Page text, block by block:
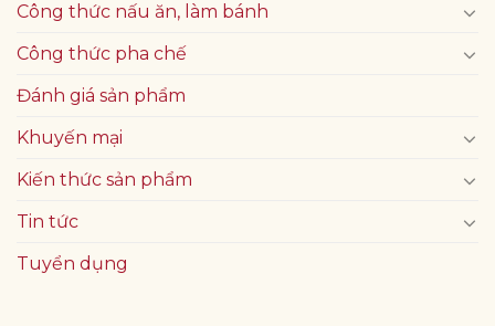
Công thức nấu ăn, làm bánh
Công thức pha chế
Đánh giá sản phẩm
Khuyến mại
Kiến thức sản phẩm
Tin tức
Tuyển dụng